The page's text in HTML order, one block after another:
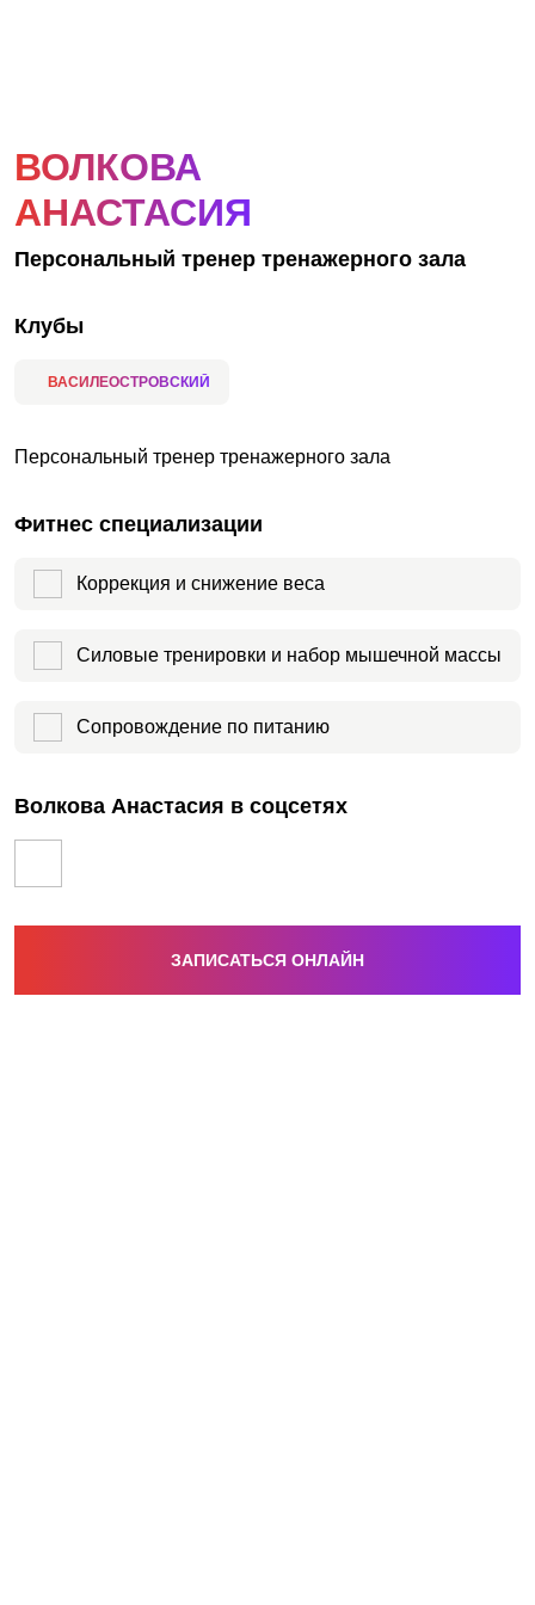
ВОЛКОВА
АНАСТАСИЯ
Персональный тренер тренажерного зала
Клубы
ВАСИЛЕОСТРОВСКИЙ
Персональный тренер тренажерного зала
Фитнес специализации
Коррекция и снижение веса
Силовые тренировки и набор мышечной массы
Сопровождение по питанию
Волкова Анастасия в соцсетях
ЗАПИСАТЬСЯ ОНЛАЙН